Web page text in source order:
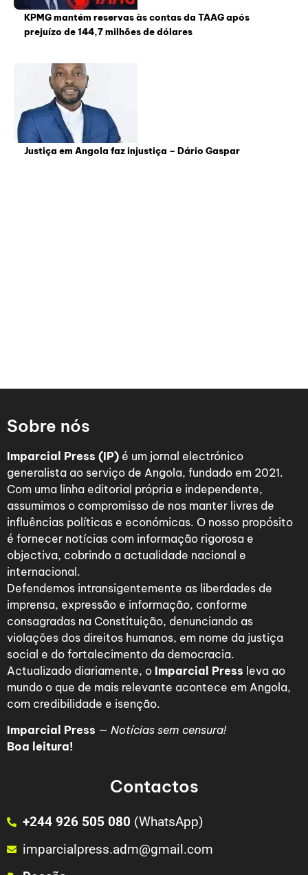
KPMG mantém reservas às contas da TAAG após
prejuízo de 144,7 milhões de dólares
Justiça em Angola faz injustiça – Dário Gaspar
Sobre nós
Imparcial Press (IP) é um jornal electrónico
generalista ao serviço de Angola, fundado em 2021.
Com uma linha editorial própria e independente,
assumimos o compromisso de nos manter livres de
influências políticas e económicas. O nosso propósito
é fornecer notícias com informação rigorosa e
objectiva, cobrindo a actualidade nacional e
internacional.
Defendemos intransigentemente as liberdades de
imprensa, expressão e informação, conforme
consagradas na Constituição, denunciando as
violações dos direitos humanos, em nome da justiça
social e do fortalecimento da democracia.
Actualizado diariamente, o Imparcial Press leva ao
mundo o que de mais relevante acontece em Angola,
com credibilidade e isenção.
Imparcial Press — Notícias sem censura!
Boa leitura!
Contactos
+244 926 505 080 (WhatsApp)
imparcialpress.adm@gmail.com